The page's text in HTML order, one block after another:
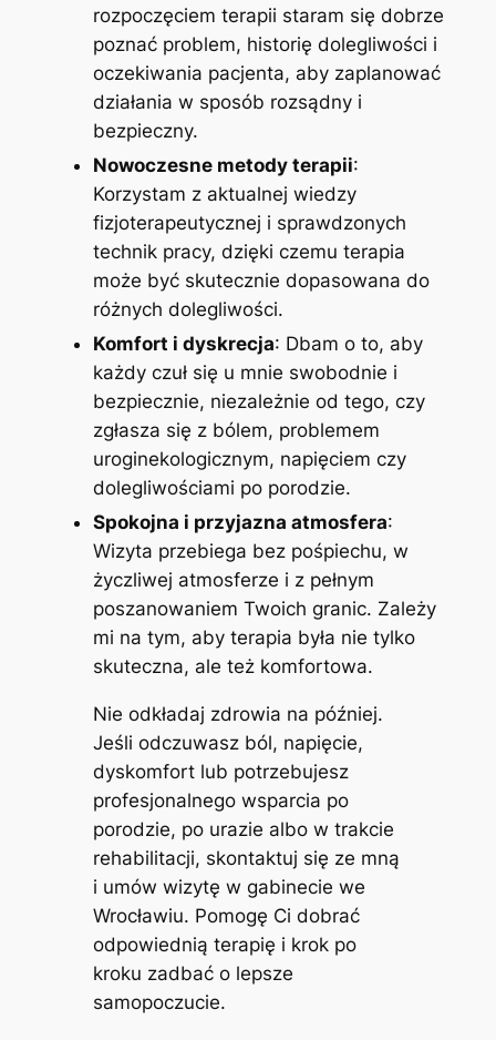
rozpoczęciem terapii staram się dobrze
poznać problem, historię dolegliwości i
oczekiwania pacjenta, aby zaplanować
działania w sposób rozsądny i
bezpieczny.
Nowoczesne metody terapii:
Korzystam z aktualnej wiedzy
fizjoterapeutycznej i sprawdzonych
technik pracy, dzięki czemu terapia
może być skutecznie dopasowana do
różnych dolegliwości.
Komfort i dyskrecja: Dbam o to, aby
każdy czuł się u mnie swobodnie i
bezpiecznie, niezależnie od tego, czy
zgłasza się z bólem, problemem
uroginekologicznym, napięciem czy
dolegliwościami po porodzie.
Spokojna i przyjazna atmosfera:
Wizyta przebiega bez pośpiechu, w
życzliwej atmosferze i z pełnym
poszanowaniem Twoich granic. Zależy
mi na tym, aby terapia była nie tylko
skuteczna, ale też komfortowa.
Nie odkładaj zdrowia na później.
Jeśli odczuwasz ból, napięcie,
dyskomfort lub potrzebujesz
profesjonalnego wsparcia po
porodzie, po urazie albo w trakcie
rehabilitacji, skontaktuj się ze mną
i umów wizytę w gabinecie we
Wrocławiu. Pomogę Ci dobrać
odpowiednią terapię i krok po
kroku zadbać o lepsze
samopoczucie.